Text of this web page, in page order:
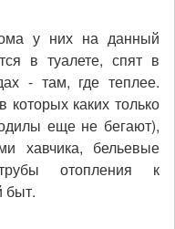
у них на данный
в туалете, спят в
- там, где теплее.
которых каких только
еще не бегают),
хавчика, бельевые
отопления к
быт.